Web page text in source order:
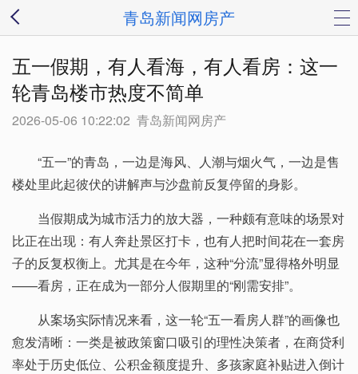
青岛新闻网房产
五一假期，有人看海，有人看房：这一
轮青岛楼市热度不简单
2026-05-06 10:22:02 青岛新闻网房产
“五一”的青岛，一边是海风、人潮与烟火气，一边是售
楼处里此起彼伏的讲解声与沙盘前反复停留的身影。
当假期成为城市活力的放大器，一种颇有意味的场景对
比正在出现：有人奔赴景区打卡，也有人把时间花在一套房
子的反复权衡上。尤其是在今年，这种“分流”显得格外明显
——看房，正在成为一部分人假期里的“刚需安排”。
从案场实际情况来看，这一轮“五一看房人群”的画像也
愈发清晰：一类是被政策窗口吸引的理性决策者，在商贷利
率处于历史低位、公积金额度提升、多孩家庭补贴进入倒计